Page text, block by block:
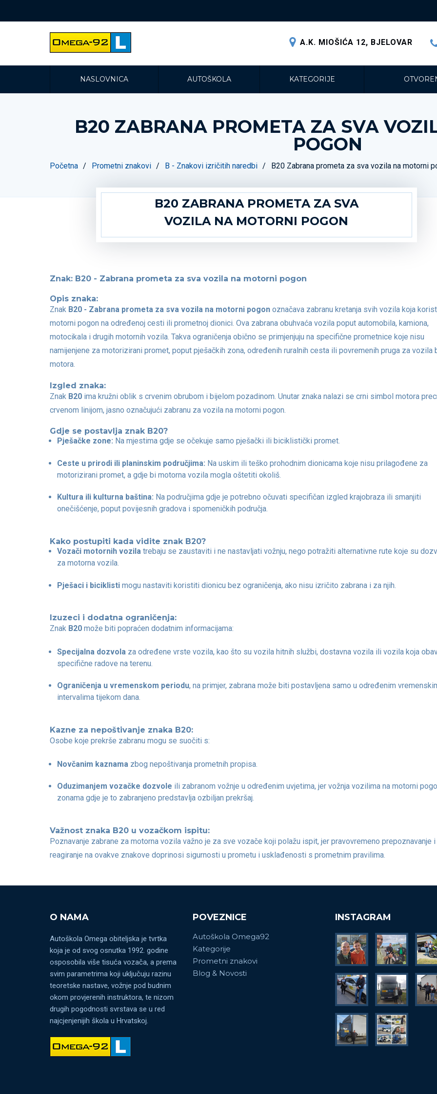
A.K. MIOŠIĆA 12, BJELOVAR
NASLOVNICA AUTOŠKOLA KATEGORIJE
B20 ZABRANA PROMETA ZA SVA
POGON
Početna Prometni znakovi B - Znakovi izričitih naredbi B20 Zabrana prometa za sva vozila na motorni
B20 ZABRANA PROMETA ZA SVA
VOZILA NA MOTORNI POGON
Znak: B20 - Zabrana prometa za sva vozila na motorni pogon
Opis znaka:
Znak B20 - Zabrana prometa za sva vozila na motorni pogon označava zabranu kretanja svih vozila koja
motorni pogon na određenoj cesti ili prometnoj dionici. Ova zabrana obuhvaća vozila poput automobila, kamiona,
motocikala i drugih motornih vozila. Takva ograničenja obično se primjenjuju na specifične prometnice koje nisu
namijenjene za motorizirani promet, poput pješačkih zona, određenih ruralnih cesta ili povremenih pruga za vozila
motora.
Izgled znaka:
Znak B20 ima kružni oblik s crvenim obrubom i bijelom pozadinom. Unutar znaka nalazi se crni simbol motora
crvenom linijom, jasno označujući zabranu za vozila na motorni pogon.
Gdje se postavlja znak B20?
Pješačke zone: Na mjestima gdje se očekuje samo pješački ili biciklistički promet.
Ceste u prirodi ili planinskim područjima: Na uskim ili teško prohodnim dionicama koje nisu prilagođene za
motorizirani promet, a gdje bi motorna vozila mogla oštetiti okoliš.
Kultura ili kulturna baština: Na područjima gdje je potrebno očuvati specifičan izgled krajobraza ili smanjiti
onečišćenje, poput povijesnih gradova i spomeničkih područja.
Kako postupiti kada vidite znak B20?
Vozači motornih vozila trebaju se zaustaviti i ne nastavljati vožnju, nego potražiti alternativne rute koje su
za motorna vozila.
Pješaci i biciklisti mogu nastaviti koristiti dionicu bez ograničenja, ako nisu izričito zabrana i za njih.
Izuzeci i dodatna ograničenja:
Znak B20 može biti popraćen dodatnim informacijama:
Specijalna dozvola za određene vrste vozila, kao što su vozila hitnih službi, dostavna vozila ili vozila koja
specifične radove na terenu.
Ograničenja u vremenskom periodu, na primjer, zabrana može biti postavljena samo u određenim
intervalima tijekom dana.
Kazne za nepoštivanje znaka B20:
Osobe koje prekrše zabranu mogu se suočiti s:
Novčanim kaznama zbog nepoštivanja prometnih propisa.
Oduzimanjem vozačke dozvole ili zabranom vožnje u određenim uvjetima, jer vožnja vozilima na motorni
zonama gdje je to zabranjeno predstavlja ozbiljan prekršaj.
Važnost znaka B20 u vozačkom ispitu:
Poznavanje zabrane za motorna vozila važno je za sve vozače koji polažu ispit, jer pravovremeno prepoznavanje i
reagiranje na ovakve znakove doprinosi sigurnosti u prometu i usklađenosti s prometnim pravilima.
O NAMA
Autoškola Omega obiteljska je tvrtka
koja je od svog osnutka 1992. godine
osposobila više tisuća vozača, a prema
svim parametrima koji uključuju razinu
teoretske nastave, vožnje pod budnim
okom provjerenih instruktora, te nizom
drugih pogodnosti svrstava se u red
najcjenjenijih škola u Hrvatskoj.
POVEZNICE
Autoškola Omega92
Kategorije
Prometni znakovi
Blog & Novosti
INSTAGRAM